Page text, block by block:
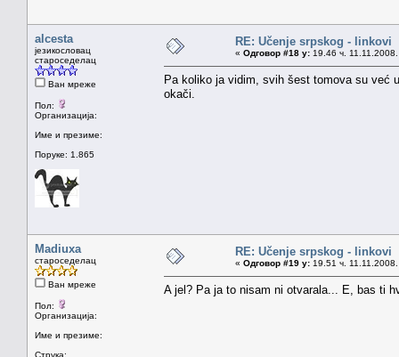
alcesta
језикословац
староседелац
Ван мреже
Пол:
Организација:
Име и презиме:
Поруке: 1.865
RE: Učenje srpskog - linkovi
« Одговор #18 у: 19.46 ч.
Pa koliko ja vidim, svih šest tomova su već
okači.
Madiuxa
староседелац
Ван мреже
Пол:
Организација:
Име и презиме:
Струка:
RE: Učenje srpskog - linkovi
« Одговор #19 у: 19.51 ч.
A jel? Pa ja to nisam ni otvarala... E, bas ti